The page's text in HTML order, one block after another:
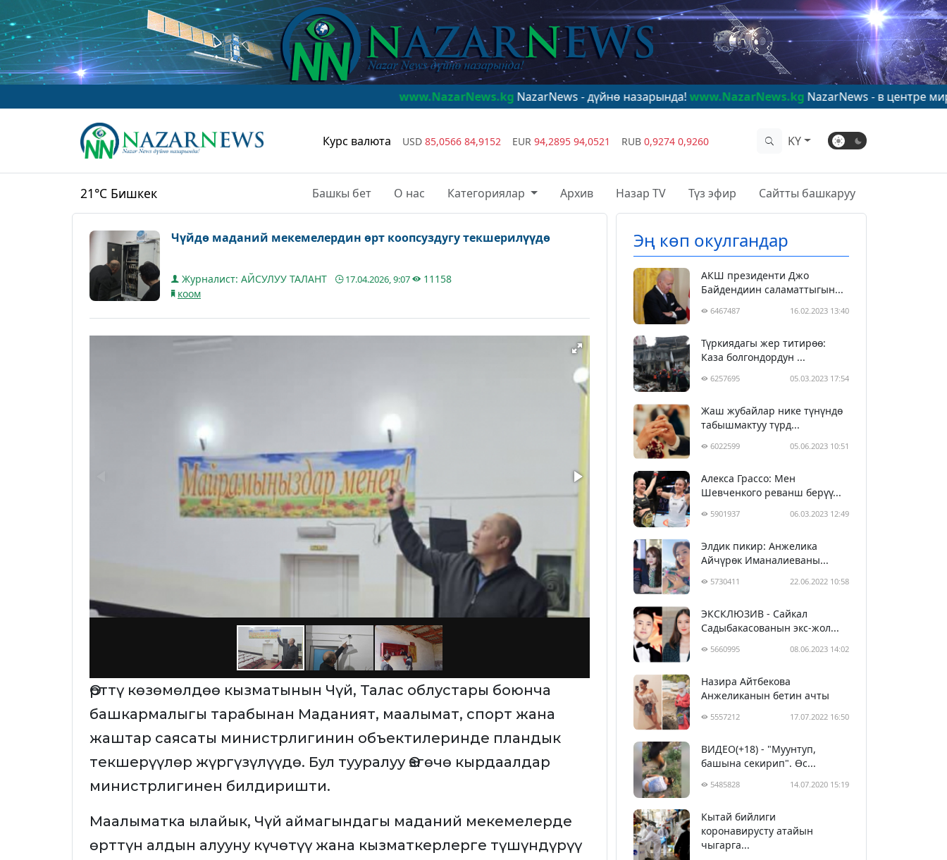
www.NazarNews.kgNazarNews - дүйнө назарында!www.NazarNews.kgNazarNews - в центре мирового
Курс валюта USD 85,0566 84,9152 EUR 94,2895 94,0521 RUB 0,9274 0,9260 KY
21°C Бишкек Башкы бет О нас Категориялар Архив Назар TV Түз эфир Сайтты башкаруу
Чүйдө маданий мекемелердин өрт коопсуздугу текшерилүүдө
Журналист: АЙСУЛУУ ТАЛАНТ 17.04.2026, 9:07
11158
коом
Өрттү көзөмөлдөө кызматынын Чүй, Талас облустары боюнча
башкармалыгы тарабынан Маданият, маалымат, спорт жана
жаштар саясаты министрлигинин объектилеринде пландык
текшерүүлөр жүргүзүлүүдө. Бул тууралуу Өзгөчө кырдаалдар
министрлигинен билдиришти.
Маалыматка ылайык, Чүй аймагындагы маданий мекемелерде
өрттүн алдын алууну күчөтүү жана кызматкерлерге түшүндүрүү
Эң көп окулгандар
АКШ президенти Джо
Байдендиин саламаттыгын...
6467487 16.02.2023 13:40
Түркиядагы жер титирөө:
Каза болгондордун ...
6257695 05.03.2023 17:54
Жаш жубайлар нике түнүндө
табышмактуу түрд...
6022599 05.06.2023 10:51
Алекса Грассо: Мен
Шевченкого реванш берүү...
5901937 06.03.2023 12:49
Элдик пикир: Анжелика
Айчүрөк Иманалиеваны...
5730411 22.06.2022 10:58
ЭКСКЛЮЗИВ - Сайкал
Садыбакасованын экс-жол...
5660995 08.06.2023 14:02
Назира Айтбекова
Анжеликанын бетин ачты
5557212 17.07.2022 16:50
ВИДЕО(+18) - "Муунтуп,
башына секирип". Өс...
5485828 14.07.2020 15:19
Кытай бийлиги
коронавирусту атайын
чыгарга...